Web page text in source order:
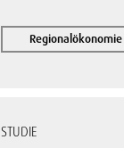
STUDIE